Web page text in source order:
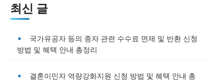
최신 글
국가유공자 등의 종자 관련 수수료 면제 및 반환 신청
방법 및 혜택 안내 총정리
결혼이민자 역량강화지원 신청 방법 및 혜택 안내 총